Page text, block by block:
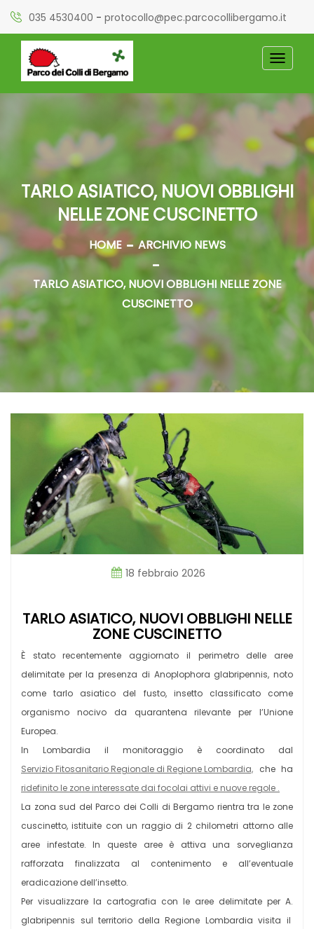
035 4530400 - protocollo@pec.parcocollibergamo.it
TARLO ASIATICO, NUOVI OBBLIGHI
NELLE ZONE CUSCINETTO
HOME ARCHIVIO NEWS
TARLO ASIATICO, NUOVI OBBLIGHI NELLE ZONE
CUSCINETTO
18 febbraio 2026
TARLO ASIATICO, NUOVI OBBLIGHI NELLE
ZONE CUSCINETTO
È stato recentemente aggiornato il perimetro delle aree
delimitate per la presenza di Anoplophora glabripennis, noto
come tarlo asiatico del fusto, insetto classificato come
organismo nocivo da quarantena rilevante per l’Unione
Europea.
In Lombardia il monitoraggio è coordinato dal
Servizio Fitosanitario Regionale di Regione Lombardia, che ha
ridefinito le zone interessate dai focolai attivi e nuove regole .
La zona sud del Parco dei Colli di Bergamo rientra tra le zone
cuscinetto, istituite con un raggio di 2 chilometri attorno alle
aree infestate. In queste aree è attiva una sorveglianza
rafforzata finalizzata al contenimento e all’eventuale
eradicazione dell’insetto.
Per visualizzare la cartografia con le aree delimitate per A.
glabripennis sul territorio della Regione Lombardia visita il